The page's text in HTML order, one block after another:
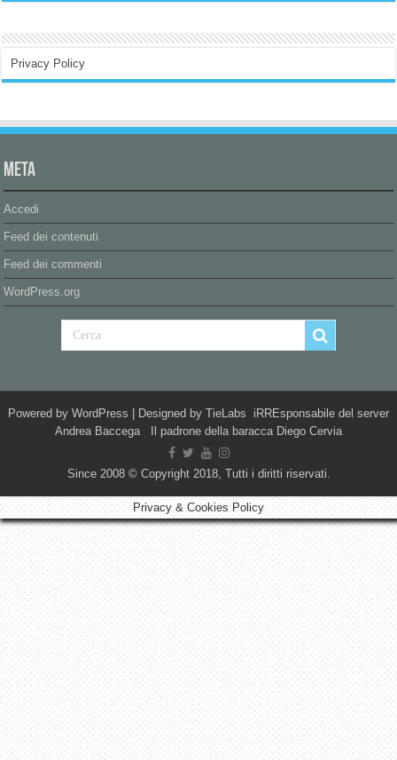
Privacy Policy
Meta
Accedi
Feed dei contenuti
Feed dei commenti
WordPress.org
Powered by WordPress | Designed by TieLabs iRREsponsabile del server
Andrea Baccega Il padrone della baracca Diego Cervia
Since 2008 © Copyright 2018, Tutti i diritti riservati.
Privacy & Cookies Policy